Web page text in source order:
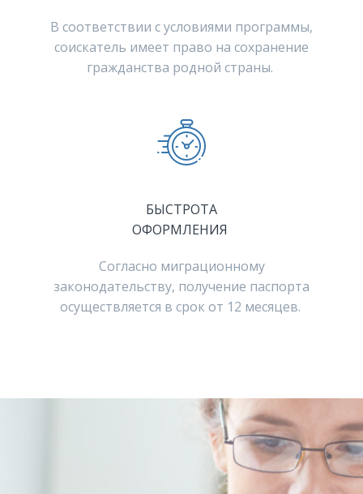
В соответствии с условиями программы,
соискатель имеет право на сохранение
гражданства родной страны.
БЫСТРОТА
ОФОРМЛЕНИЯ
Согласно миграционному
законодательству, получение паспорта
осуществляется в срок от 12 месяцев.